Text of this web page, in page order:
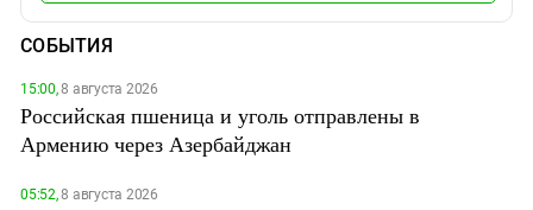
СОБЫТИЯ
15:00,8 августа 2026
Российская пшеница и уголь отправлены в
Армению через Азербайджан
05:52,8 августа 2026